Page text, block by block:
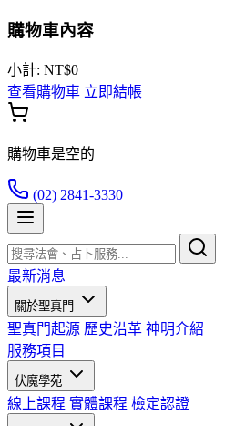
購物車內容
小計: NT$0
查看購物車 立即結帳
購物車是空的
(02) 2841-3330
最新消息
關於聖真門
聖真門起源 歷史沿革 神明介紹
服務項目
伏魔學苑
線上課程 實體課程 檢定認證